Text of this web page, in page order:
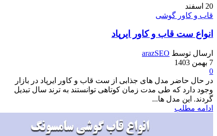
گوشی
قاب و کاور ایرپاد
arazSEO
مدل های جذابی از ست قاب و کاور ایرپاد در بازار
که طی مدت زمان کوتاهی توانستند به ترند سال تبدیل
مدل ها...